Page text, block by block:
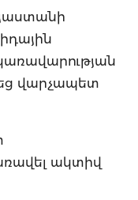
վարչապետ
ակտիվ